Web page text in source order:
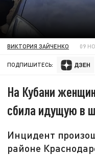
ВИКТОРИЯ ЗАЙЧЕНКО 09
ПОДПИШИТЕСЬ:
На Кубани
сбила идущую в
Инцидент
районе